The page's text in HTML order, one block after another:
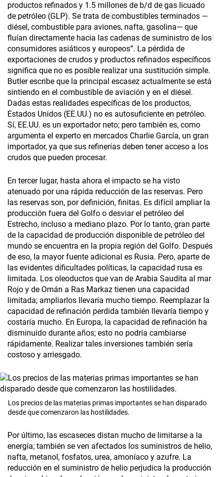
productos refinados y 1.5 millones de b/d de gas licuado
de petróleo (GLP). Se trata de combustibles terminados —
diésel, combustible para aviones, nafta, gasolina— que
fluían directamente hacia las cadenas de suministro de los
consumidores asiáticos y europeos”. La pérdida de
exportaciones de crudos y productos refinados específicos
significa que no es posible realizar una sustitución simple.
Butler escribe que la principal escasez actualmente se está
sintiendo en el combustible de aviación y en el diésel.
Dadas estas realidades específicas de los productos,
Estados Unidos (EE.UU.) no es autosuficiente en petróleo.
Sí, EE.UU. es un exportador neto; pero también es, como
argumenta el experto en mercados Charlie García, un gran
importador, ya que sus refinerías deben tener acceso a los
crudos que pueden procesar.
En tercer lugar, hasta ahora el impacto se ha visto
atenuado por una rápida reducción de las reservas. Pero
las reservas son, por definición, finitas. Es difícil ampliar la
producción fuera del Golfo o desviar el petróleo del
Estrecho, incluso a mediano plazo. Por lo tanto, gran parte
de la capacidad de producción disponible de petróleo del
mundo se encuentra en la propia región del Golfo. Después
de eso, la mayor fuente adicional es Rusia. Pero, aparte de
las evidentes dificultades políticas, la capacidad rusa es
limitada. Los oleoductos que van de Arabia Saudita al mar
Rojo y de Omán a Ras Markaz tienen una capacidad
limitada; ampliarlos llevaría mucho tiempo. Reemplazar la
capacidad de refinación perdida también llevaría tiempo y
costaría mucho. En Europa, la capacidad de refinación ha
disminuido durante años; esto no podría cambiarse
rápidamente. Realizar tales inversiones también sería
costoso y arriesgado.
Los precios de las materias primas importantes se han disparado
desde que comenzaron las hostilidades.
Por último, las escaseces distan mucho de limitarse a la
energía; también se ven afectados los suministros de helio,
nafta, metanol, fosfatos, urea, amoníaco y azufre. La
reducción en el suministro de helio perjudica la producción